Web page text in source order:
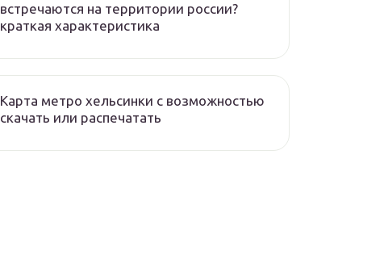
встречаются на территории россии?
краткая характеристика
Карта метро хельсинки с возможностью
скачать или распечатать